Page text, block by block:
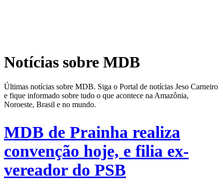
Notícias sobre MDB
Últimas notícias sobre MDB. Siga o Portal de notícias Jeso Carneiro
e fique informado sobre tudo o que acontece na Amazônia,
Noroeste, Brasil e no mundo.
MDB de Prainha realiza
convenção hoje, e filia ex-
vereador do PSB